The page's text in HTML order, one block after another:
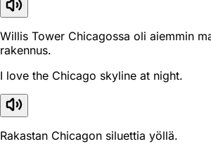
Willis Tower Chicagossa oli aiemmin
rakennus.
I love the Chicago skyline at night.
Rakastan Chicagon siluettia yöllä.